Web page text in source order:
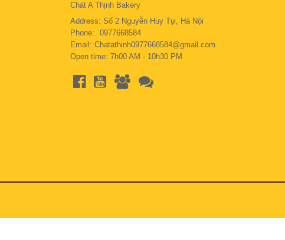
Chát A Thịnh Bakery
Address: Số 2 Nguyễn Huy Tự, Hà Nội
Phone:
0977668584
Email: Chatathinh0977668584@gmail.com
Open time: 7h00 AM - 10h30 PM